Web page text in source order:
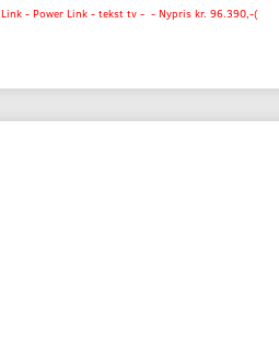
- Power Link - tekst tv - - Nypris kr. 96.390,-(